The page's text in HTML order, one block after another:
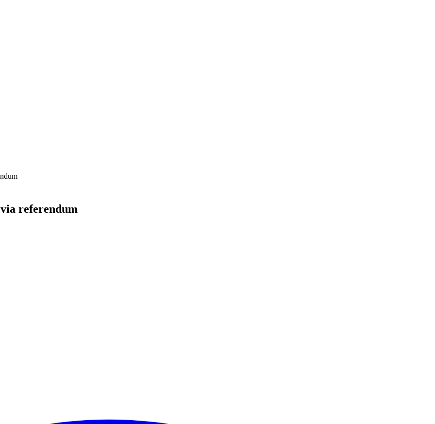
referendum